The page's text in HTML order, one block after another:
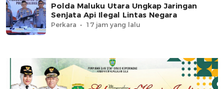
Polda Maluku Utara Ungkap Jaringan
Senjata Api Ilegal Lintas Negara
Perkara 17 jam yang lalu